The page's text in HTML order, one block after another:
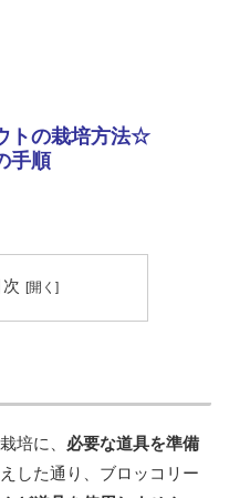
トの栽培方法☆
手順
培に、 必要な道具を準備
した通り、ブロッコリー